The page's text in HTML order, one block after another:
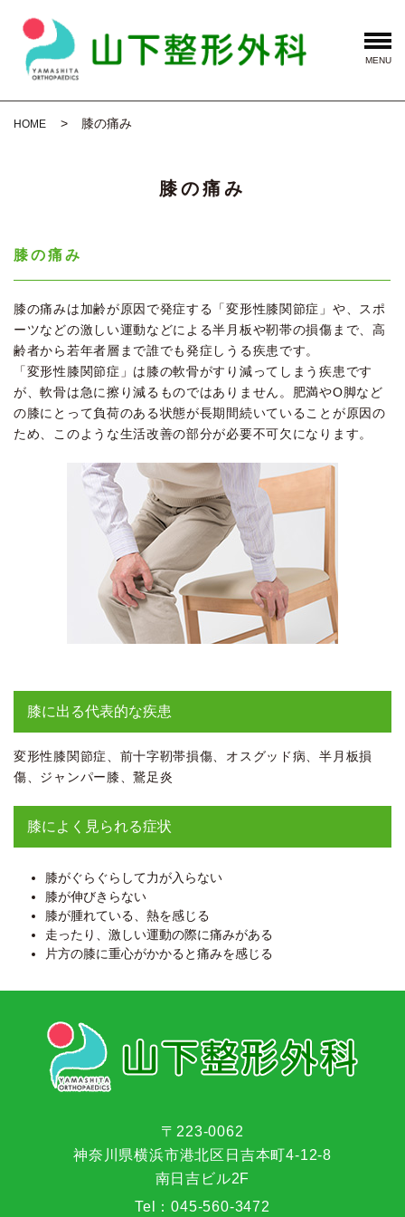
MENU
HOME 膝の痛み
膝の痛み
膝の痛み
膝の痛みは加齢が原因で発症する「変形性膝関節症」や、スポ
ーツなどの激しい運動などによる半月板や靭帯の損傷まで、高
齢者から若年者層まで誰でも発症しうる疾患です。
「変形性膝関節症」は膝の軟骨がすり減ってしまう疾患です
が、軟骨は急に擦り減るものではありません。肥満やO脚など
の膝にとって負荷のある状態が長期間続いていることが原因の
ため、このような生活改善の部分が必要不可欠になります。
膝に出る代表的な疾患
変形性膝関節症、前十字靭帯損傷、オスグッド病、半月板損
傷、ジャンパー膝、鵞足炎
膝によく見られる症状
膝がぐらぐらして力が入らない
膝が伸びきらない
膝が腫れている、熱を感じる
走ったり、激しい運動の際に痛みがある
片方の膝に重心がかかると痛みを感じる
〒223-0062
神奈川県横浜市港北区日吉本町4-12-8
南日吉ビル2F
Tel：045-560-3472